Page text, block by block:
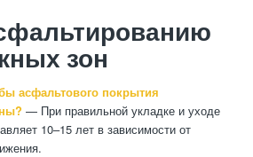
зон
асфальтового покрытия
— При правильной укладке и уходе
10–15 лет в зависимости от